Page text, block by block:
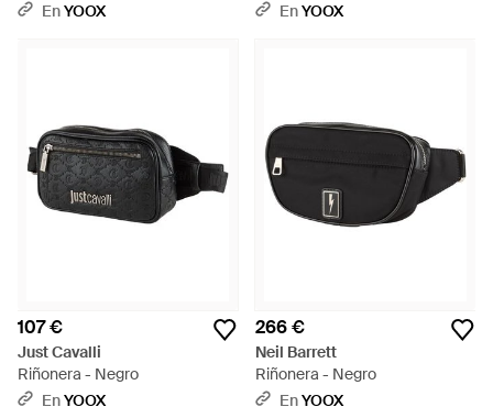
EnYOOX
EnYOOX
107 €
Just Cavalli
Riñonera - Negro
EnYOOX
266 €
Neil Barrett
Riñonera - Negro
EnYOOX